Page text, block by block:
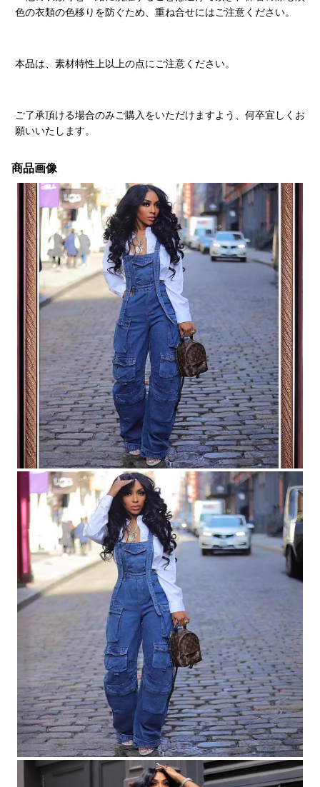
色の衣類の色移りを防ぐため、重ね合せにはご注意ください。
本品は、素材特性上以上の点にご注意ください。
ご了承頂ける場合のみご購入をいただけますよう、何卒宜しくお
願いいたします。
商品画像